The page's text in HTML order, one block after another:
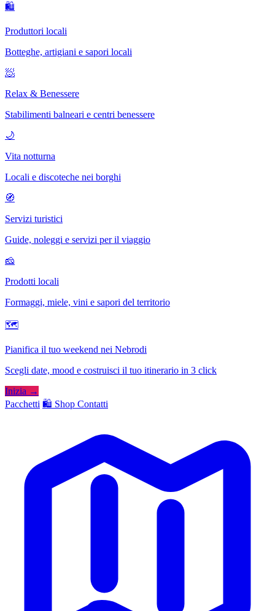
🛍
Produttori locali
Botteghe, artigiani e sapori locali
🧖
Relax & Benessere
Stabilimenti balneari e centri benessere
🌙
Vita notturna
Locali e discoteche nei borghi
🧭
Servizi turistici
Guide, noleggi e servizi per il viaggio
🧀
Prodotti locali
Formaggi, miele, vini e sapori del territorio
🗺
Pianifica il tuo weekend nei Nebrodi
Scegli date, mood e costruisci il tuo itinerario in 3 click
Inizia →
Pacchetti 🛍️ Shop Contatti